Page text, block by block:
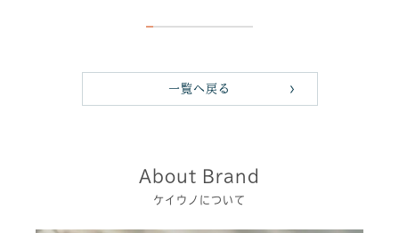
一覧へ戻る
About Brand
ケイウノについて